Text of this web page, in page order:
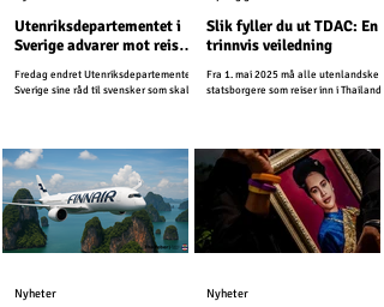
Utenriksdepartementet i
Sverige advarer mot reiser
Fredag endret Utenriksdepartementet i
Sverige sine råd til svensker som skal
Slik fyller du ut TDAC: En
trinnvis veiledning
Fra 1. mai 2025 må alle utenlandske
statsborgere som reiser inn i Thailand
papirskjemaet TM6 og forenkler
immigrasjonsprosessen.
Nyheter Nyheter